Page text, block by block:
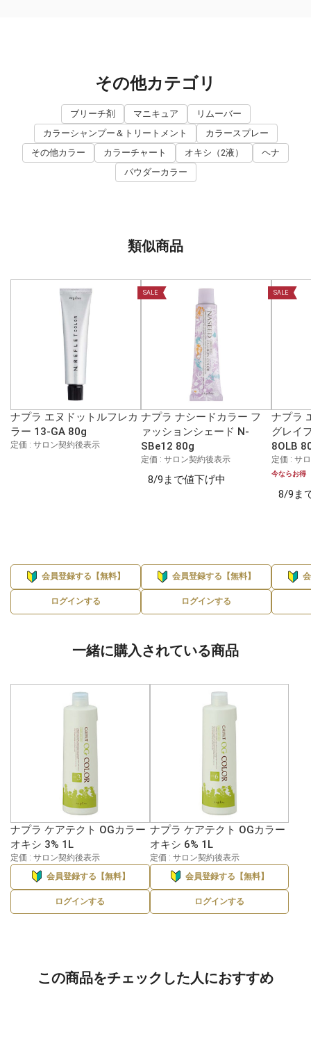
その他カテゴリ
ブリーチ剤 マニキュア
リムーバー
カラーシャンプー＆トリートメント
カラースプレー
その他カラー
カラーチャート オキシ（2液）
ヘナ
パウダーカラー
類似商品
ナプラ エヌドットルフレカ
ラー 13-GA 80g
定価 : サロン契約後表示
会員登録する【無料】
ログインする
SALE
ナプラ ナシードカラー フ
ァッションシェード N-
SBe12 80g
定価 : サロン契約後表示
8/9まで値下げ中
会員登録する【無料】
ログインする
SALE
ナプラ
グレイ
8OLB
定価 : サ
今ならお得
8/9ま
一緒に購入されている商品
ナプラ ケアテクト OGカラー
オキシ 3% 1L
定価 : サロン契約後表示
会員登録する【無料】
ログインする
ナプラ ケアテクト OGカラー
オキシ 6% 1L
定価 : サロン契約後表示
会員登録する【無料】
ログインする
この商品をチェックした人におすすめ